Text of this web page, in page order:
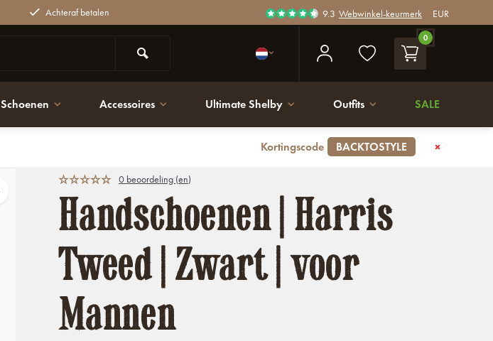
Achteraf betalen 9.3 Webwinkel-keurmerk EUR
0
Schoenen Accessoires Ultimate Shelby Outfits SALE
Kortingscode BACKTOSTYLE
0 beoordeling (en)
Handschoenen | Harris
Tweed | Zwart | voor
Mannen